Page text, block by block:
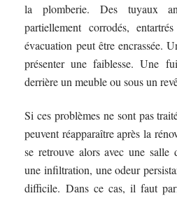
la plomberie. Des tuyaux
partiellement corrodés,
évacuation peut être encrassée.
présenter une faiblesse. Une
derrière un meuble ou sous un
Si ces problèmes ne sont pas
peuvent réapparaître après la
se retrouve alors avec une salle
une infiltration, une odeur
difficile. Dans ce cas, il faut